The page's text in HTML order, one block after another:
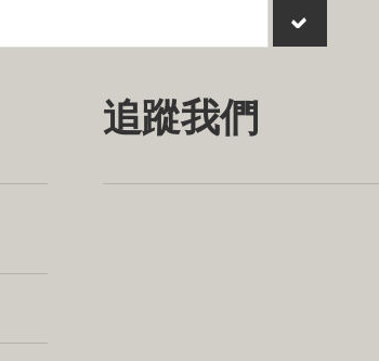
追蹤我們